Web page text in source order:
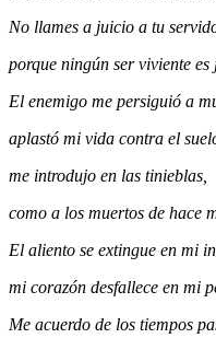
No llames a juicio a tu
porque ningún ser viviente es
El enemigo me persiguió a
aplastó mi vida contra el
me introdujo en las tinieblas,
como a los muertos de hace
El aliento se extingue en mi
mi corazón desfallece en mi
Me acuerdo de los tiempos